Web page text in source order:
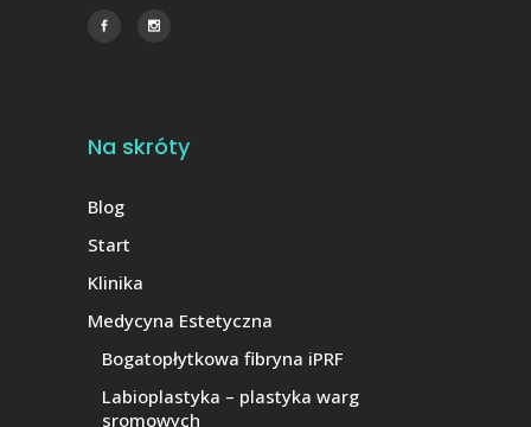
Na skróty
Blog
Start
Klinika
Medycyna Estetyczna
Bogatopłytkowa fibryna iPRF
Labioplastyka – plastyka warg
sromowych